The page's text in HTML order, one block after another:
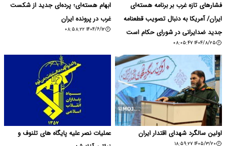
فشارهای تازه غرب بر برنامه هسته‌ای
ایران/ آمریکا به دنبال تصویب قطعنامه
جدید ضدایرانی در شورای حکام است
۱۴۰۴/۸/۲۵ ۰۸:۰۵:۴۷
ابهام هسته‌ای؛ پرده‌ای جدید از شکست
غرب در پرونده ایران
۱۴۰۴/۶/۱۲ ۰۸:۵۸:۲۲
اولین سالگرد شهدای اقتدار ایران
۱۴۰۵/۳/۲۰ ۱۸:۵۹:۲۷
عملیات نصر علیه پایگاه های تلنوف و